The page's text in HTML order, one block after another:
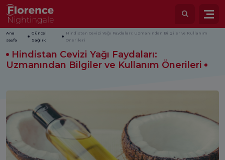
Ana
sayfa
Güncel
Sağlık
Hindistan Cevizi Yağı Faydaları: Uzmanından Bilgiler ve Kullanım
Önerileri
Hindistan Cevizi Yağı Faydaları:
Uzmanından Bilgiler ve Kullanım Önerileri